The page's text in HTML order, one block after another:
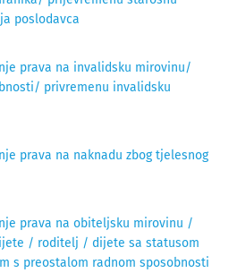
poslodavca
prava na invalidsku mirovinu/
privremenu invalidsku
prava na naknadu zbog tjelesnog
prava na obiteljsku mirovinu /
/ roditelj / dijete sa statusom
s preostalom radnom sposobnosti